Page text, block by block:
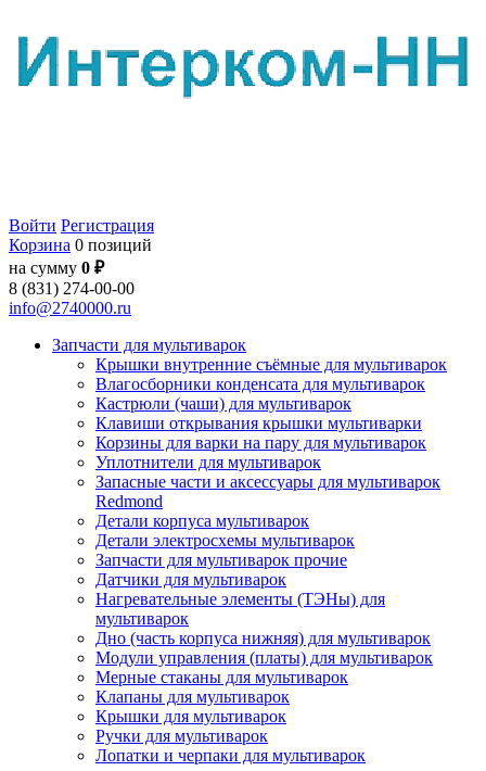
Войти Регистрация
Корзина 0 позиций
на сумму 0 ₽
8 (831) 274-00-00
info@2740000.ru
Запчасти для мультиварок
Крышки внутренние съёмные для мультиварок
Влагосборники конденсата для мультиварок
Кастрюли (чаши) для мультиварок
Клавиши открывания крышки мультиварки
Корзины для варки на пару для мультиварок
Уплотнители для мультиварок
Запасные части и аксессуары для мультиварок
Redmond
Детали корпуса мультиварок
Детали электросхемы мультиварок
Запчасти для мультиварок прочие
Датчики для мультиварок
Нагревательные элементы (ТЭНы) для
мультиварок
Дно (часть корпуса нижняя) для мультиварок
Модули управления (платы) для мультиварок
Мерные стаканы для мультиварок
Клапаны для мультиварок
Крышки для мультиварок
Ручки для мультиварок
Лопатки и черпаки для мультиварок